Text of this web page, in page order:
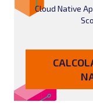
Cloud Native